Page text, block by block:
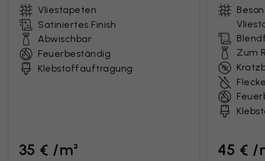
Vliestapeten
Satiniertes Finish
Abwischbar
Feuerbeständig
Klebstoffauftragung
35 € /m²
Zum
45 € /